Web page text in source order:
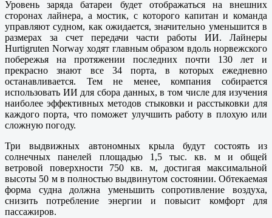
Уровень заряда батареи будет отображаться на внешних
сторонах лайнера, а мостик, с которого капитан и команда
управляют судном, как ожидается, значительно уменьшится в
размерах за счет передачи части работы ИИ. Лайнеры
Hurtigruten Norway ходят главным образом вдоль норвежского
побережья на протяжении последних почти 130 лет и
прекрасно знают все 34 порта, в которых ежедневно
останавливается. Тем не менее, компания собирается
использовать ИИ для сбора данных, в том числе для изучения
наиболее эффективных методов стыковки и расстыковки для
каждого порта, что поможет улучшить работу в плохую или
сложную погоду.
Три выдвижных автономных крыла будут состоять из
солнечных панелей площадью 1,5 тыс. кв. м и общей
ветровой поверхности 750 кв. м, достигая максимальной
высоты 50 м в полностью выдвинутом состоянии. Обтекаемая
форма судна должна уменьшить сопротивление воздуха,
снизить потребление энергии и повысит комфорт для
пассажиров.